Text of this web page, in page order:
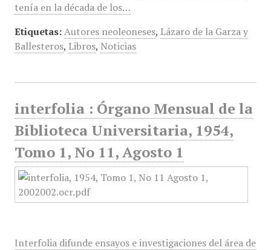
tenía en la década de los…
Etiquetas: Autores neoleoneses, Lázaro de la Garza y
Ballesteros, Libros, Noticias
interfolia : Órgano Mensual de la
Biblioteca Universitaria, 1954,
Tomo 1, No 11, Agosto 1
Interfolia difunde ensayos e investigaciones del área de